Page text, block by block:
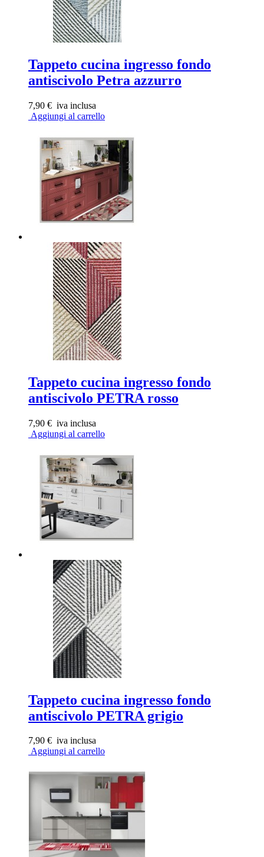
Tappeto cucina ingresso fondo
antiscivolo Petra azzurro
7,90 € iva inclusa
Aggiungi al carrello
Tappeto cucina ingresso fondo
antiscivolo PETRA rosso
7,90 € iva inclusa
Aggiungi al carrello
Tappeto cucina ingresso fondo
antiscivolo PETRA grigio
7,90 € iva inclusa
Aggiungi al carrello